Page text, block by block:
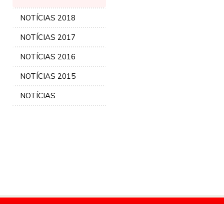
NOTÍCIAS 2018
NOTÍCIAS 2017
NOTÍCIAS 2016
NOTÍCIAS 2015
NOTÍCIAS